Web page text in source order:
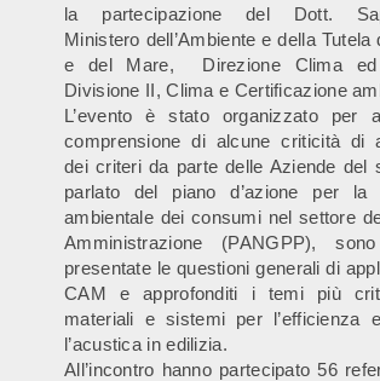
la partecipazione del Dott.
Ministero dell’Ambiente e della Tutela
e del Mare, Direzione Clima
Divisione II, Clima e Certificazione
L’evento è stato organizzato per
comprensione di alcune criticità di
dei criteri da parte delle Aziende del
parlato del piano d’azione per la
ambientale dei consumi nel settore
Amministrazione (PANGPP),
presentate le questioni generali di
CAM e approfonditi i temi più
materiali e sistemi per l’efficienza
l’acustica in edilizia.
All’incontro hanno partecipato 56